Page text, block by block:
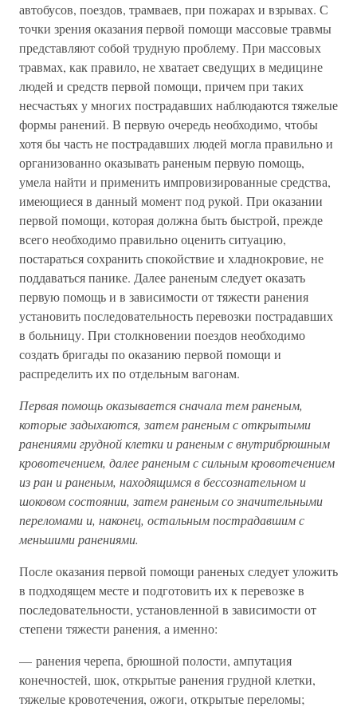
автобусов, поездов, трамваев, при пожарах и взрывах. С
точки зрения оказания первой помощи массовые травмы
представляют собой трудную проблему. При массовых
травмах, как правило, не хватает сведущих в медицине
людей и средств первой помощи, причем при таких
несчастьях у многих пострадавших наблюдаются тяжелые
формы ранений. В первую очередь необходимо, чтобы
хотя бы часть не пострадавших людей могла правильно и
организованно оказывать раненым первую помощь,
умела найти и применить импровизированные средства,
имеющиеся в данный момент под рукой. При оказании
первой помощи, которая должна быть быстрой, прежде
всего необходимо правильно оценить ситуацию,
постараться сохранить спокойствие и хладнокровие, не
поддаваться панике. Далее раненым следует оказать
первую помощь и в зависимости от тяжести ранения
установить последовательность перевозки пострадавших
в больницу. При столкновении поездов необходимо
создать бригады по оказанию первой помощи и
распределить их по отдельным вагонам.
Первая помощь оказывается сначала тем раненым,
которые задыхаются, затем раненым с открытыми
ранениями грудной клетки и раненым с внутрибрюшным
кровотечением, далее раненым с сильным кровотечением
из ран и раненым, находящимся в бессознательном и
шоковом состоянии, затем раненым со значительными
переломами и, наконец, остальным пострадавшим с
меньшими ранениями.
После оказания первой помощи раненых следует уложить
в подходящем месте и подготовить их к перевозке в
последовательности, установленной в зависимости от
степени тяжести ранения, а именно:
— ранения черепа, брюшной полости, ампутация
конечностей, шок, открытые ранения грудной клетки,
тяжелые кровотечения, ожоги, открытые переломы;